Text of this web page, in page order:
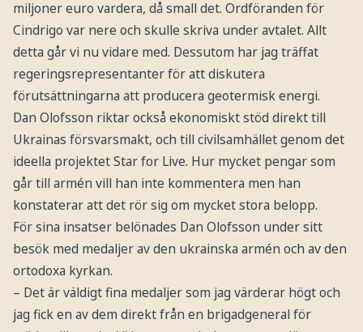
miljoner euro vardera, då small det. Ordföranden för
Cindrigo var nere och skulle skriva under avtalet. Allt
detta går vi nu vidare med. Dessutom har jag träffat
regeringsrepresentanter för att diskutera
förutsättningarna att producera geotermisk energi.
Dan Olofsson riktar också ekonomiskt stöd direkt till
Ukrainas försvarsmakt, och till civilsamhället genom det
ideella projektet Star for Live. Hur mycket pengar som
går till armén vill han inte kommentera men han
konstaterar att det rör sig om mycket stora belopp.
För sina insatser belönades Dan Olofsson under sitt
besök med medaljer av den ukrainska armén och av den
ortodoxa kyrkan.
– Det är väldigt fina medaljer som jag värderar högt och
jag fick en av dem direkt från en brigadgeneral för